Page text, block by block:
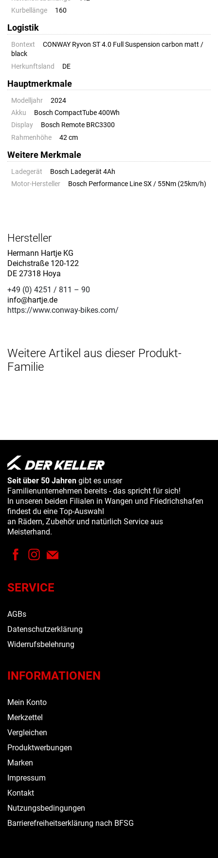
Kurbellänge
160
Logistik
Bontext
CONWAY Ryvon ST 4.0 Full Suspension carbon matt /
black
Herkunftsland
DE
Hauptmerkmale
Modelljahr
2024
Akku
Bosch CompactTube 400Wh
Display
Bosch Remote BRC3300
Rahmenhöhe
42 cm
Weitere Merkmale
Ladegerät
Bosch Ladegerät 4Ah
Motor-Hersteller
Bosch Performance Line SX / 55Nm (25km/h)
Hersteller
Hermann Hartje KG
Deichstraße 120-122
DE 27318 Hoya
+49 (0) 4251 / 811 – 90
info@hartje.de
https://www.conway-bikes.com/
Weitere Artikel aus dieser Produkt-
Familie
Seit über 50 Jahren gibt es unser
Familienunternehmen bereits - das spricht für sich!
In unseren beiden Filialen in Wangen und Friedrichshafen
findest du eine Top-Auswahl
an Rädern, Zubehör und natürlich Service aus
Meisterhand.
SERVICE
AGBs
Datenschutzerklärung
Widerrufsbelehrung
INFORMATIONEN
Mein Konto
Merkzettel
Vergleichen
Produktwerbungen
Marken
Impressum
Kontakt
Nutzungsbedingungen
Barrierefreiheitserklärung nach BFSG